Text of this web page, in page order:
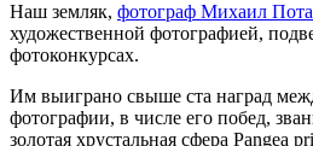
Наш земляк, фотограф Михаил
художественной фотографией,
фотоконкурсах.
Им выиграно свыше ста наград
фотографии, в числе его побед,
золотая хрустальная сфера Pangea